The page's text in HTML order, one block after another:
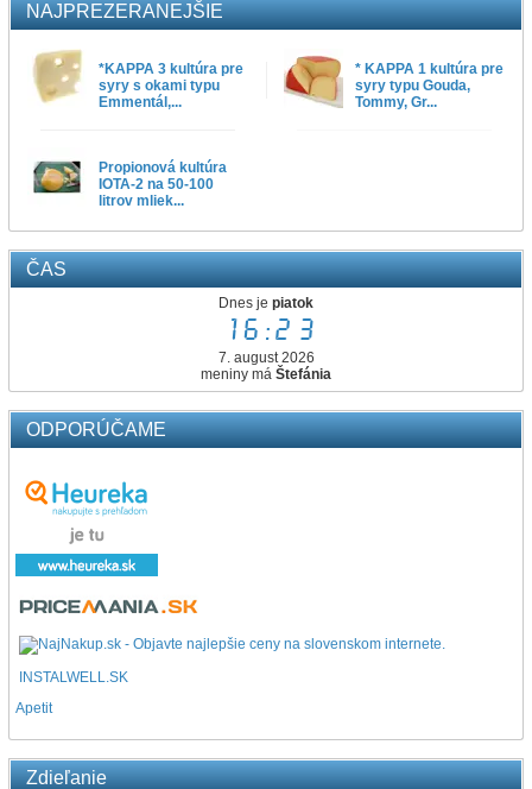
NAJPREZERANEJŠIE
*KAPPA 3 kultúra pre
syry s okami typu
Emmentál,...
* KAPPA 1 kultúra pre
syry typu Gouda,
Tommy, Gr...
Propionová kultúra
IOTA-2 na 50-100
litrov mliek...
ČAS
Dnes je piatok
16:23
7. august 2026
meniny má Štefánia
ODPORÚČAME
INSTALWELL.SK
Apetit
Zdieľanie